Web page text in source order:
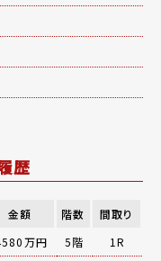
歴
金額 階数
間取り
万円 5階
1R